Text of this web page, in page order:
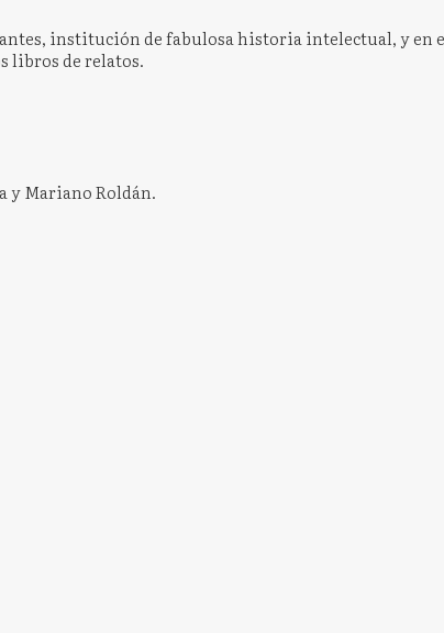
institución de fabulosa historia intelectual, y en
libros de relatos.
y Mariano Roldán.